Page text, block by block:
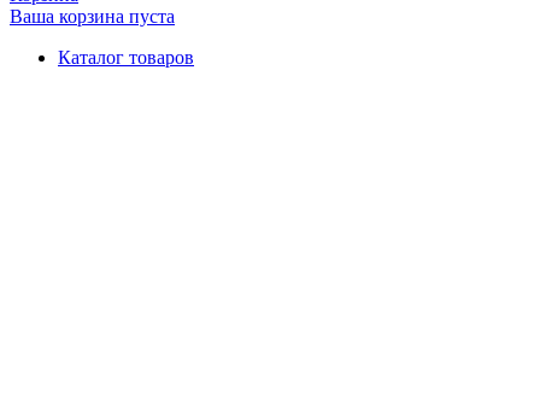
Ваша корзина пуста
Каталог товаров